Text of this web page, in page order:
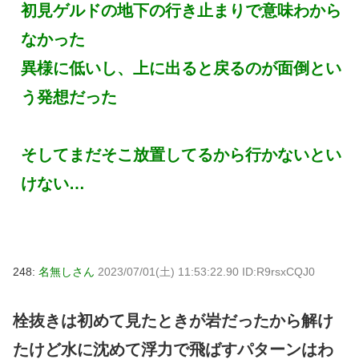
初見ゲルドの地下の行き止まりで意味わから
なかった
異様に低いし、上に出ると戻るのが面倒とい
う発想だった
そしてまだそこ放置してるから行かないとい
けない…
248: 名無しさん 2023/07/01(土) 11:53:22.90 ID:R9rsxCQJ0
栓抜きは初めて見たときが岩だったから解け
たけど水に沈めて浮力で飛ばすパターンはわ